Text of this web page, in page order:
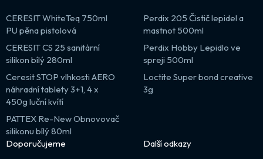
CERESIT WhiteTeq 750ml
PU pěna pistolová
CERESIT CS 25 sanitární
silikon bílý 280ml
Ceresit STOP vlhkosti AERO
náhradní tablety 3+1, 4 x
450g luční kvítí
PATTEX Re-New Obnovovač
silikonu bílý 80ml
Perdix 205 Čistič lepidel a
mastnot 500ml
Perdix Hobby Lepidlo ve
spreji 500ml
Loctite Super bond creative
3g
Doporučujeme Další odkazy